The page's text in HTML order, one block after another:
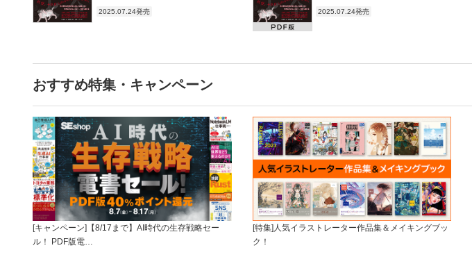
2025.07.24発売 2025.07.24発売
おすすめ特集・キャンペーン
[キャンペーン]【8/17まで】AI時代の生存戦略セー
ル！ PDF版電…
[特集]人気イラストレーター作品集＆メイキングブッ
ク！